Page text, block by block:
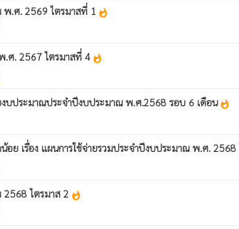
พ.ศ. 2569 ไตรมาสที่ 1 whatshot
.ศ. 2567 ไตรมาสที่ 4 whatshot
ยงบประมาณประจำปีงบประมาณ พ.ศ.2568 รอบ 6 เดือนwhatshot
อย เรื่อง แผนการใช้จ่ายรวมประจำปีงบประมาณ พ.ศ.
2568 ไตรมาส 2 whatshot